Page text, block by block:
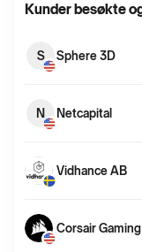
Kunder besøkte
S Sphere 3D
N Netcapital
Vidhance AB
Corsair Gaming